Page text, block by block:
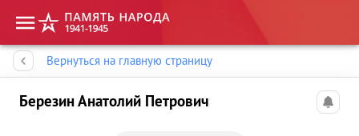
Вернуться на главную страницу
Березин Анатолий Петрович
Память народа